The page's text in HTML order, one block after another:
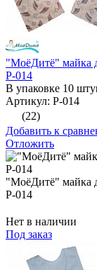
"МоёДитё" майка
Р-014
В упаковке 10
Артикул: Р-014
(22)
Добавить к
Отложить
"МоёДитё" майка
Р-014
Нет в наличии
Под заказ